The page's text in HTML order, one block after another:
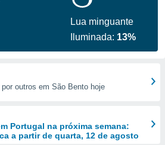
Lua minguante
Iluminada: 13%
outros em São Bento hoje
Portugal na próxima semana:
a partir de quarta, 12 de agosto